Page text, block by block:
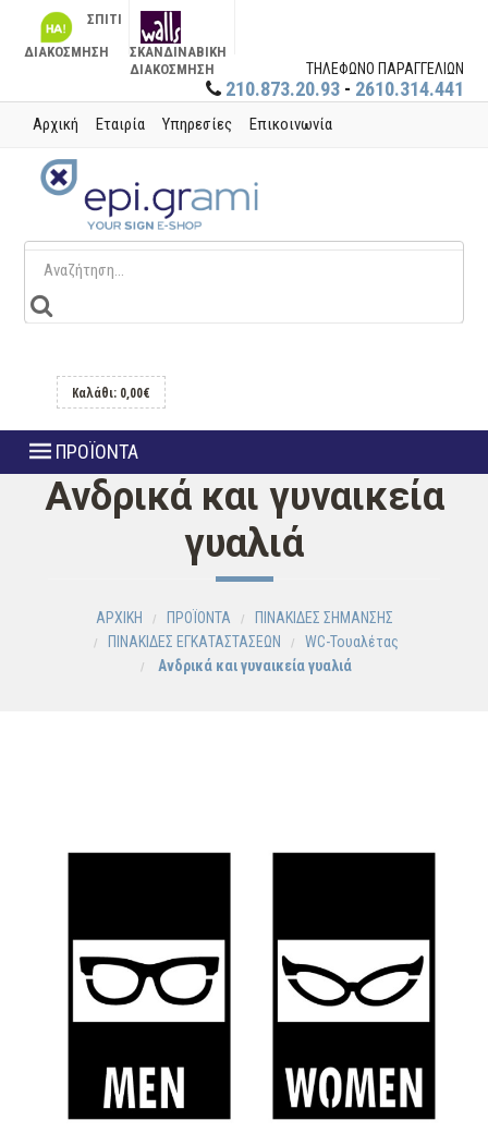
ΣΠΙΤΙ
ΔΙΑΚΟΣΜΗΣΗ
ΣΚΑΝΔΙΝΑΒΙΚΗ
ΔΙΑΚΟΣΜΗΣΗ
ΤΗΛΕΦΩΝΟ ΠΑΡΑΓΓΕΛΙΩΝ
210.873.20.93 - 2610.314.441
Αρχική Εταιρία Υπηρεσίες Επικοινωνία
Καλάθι: 0,00€
ΠΡΟΪΟΝΤΑ
Ανδρικά και γυναικεία
γυαλιά
ΑΡΧΙΚΗ ΠΡΟΪΟΝΤΑ
ΠΙΝΑΚΙΔΕΣ ΣΗΜΑΝΣΗΣ
ΠΙΝΑΚΙΔΕΣ ΕΓΚΑΤΑΣΤΑΣΕΩΝ
WC-Τουαλέτας
Ανδρικά και γυναικεία γυαλιά